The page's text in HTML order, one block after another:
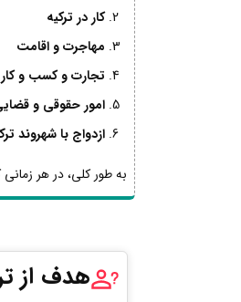
کار در ترکیه
مهاجرت و اقامت
تجارت و کسب و کار
امور حقوقی و
ازدواج با شهروند
به طور کلی، در هر زمانی
هدف از